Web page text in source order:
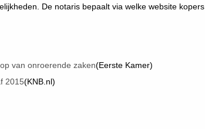
De notaris bepaalt via welke website kopers
van onroerende zaken(Eerste Kamer)
2015(KNB.nl)